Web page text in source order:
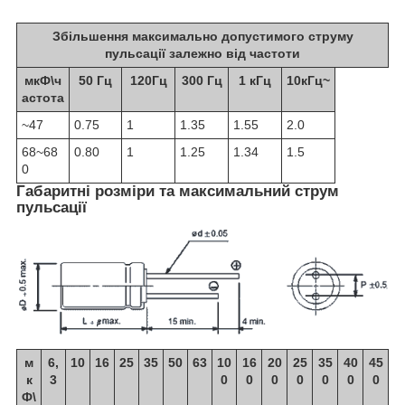
Збільшення максимально допустимого струму
пульсації залежно від частоти
мкФ\ч
астота
50 Гц 120Гц 300 Гц 1 кГц 10кГц~
~47 0.75 1 1.35 1.55
2.0
68~68
0
0.80 1 1.25 1.34 1.5
Габаритні розміри та максимальний струм
пульсації
м
к
Ф\
6,
3
10 16 25 35 50 63
10
0
16
0
20
0
25
0
35
0
40
0
45
0